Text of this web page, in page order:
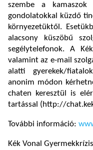
szembe a kamaszok
gondolatokkal küzdő
környezetüktől.
alacsony küszöbű
segélytelefonok. A
valamint az e-mail
alatti gyerekek/
anonim módon
chaten keresztül is
tartással (http://
További információ:
Kék Vonal